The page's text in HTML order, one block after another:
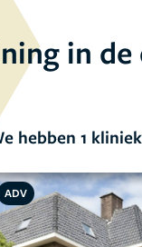
in
hebben 1
ADV